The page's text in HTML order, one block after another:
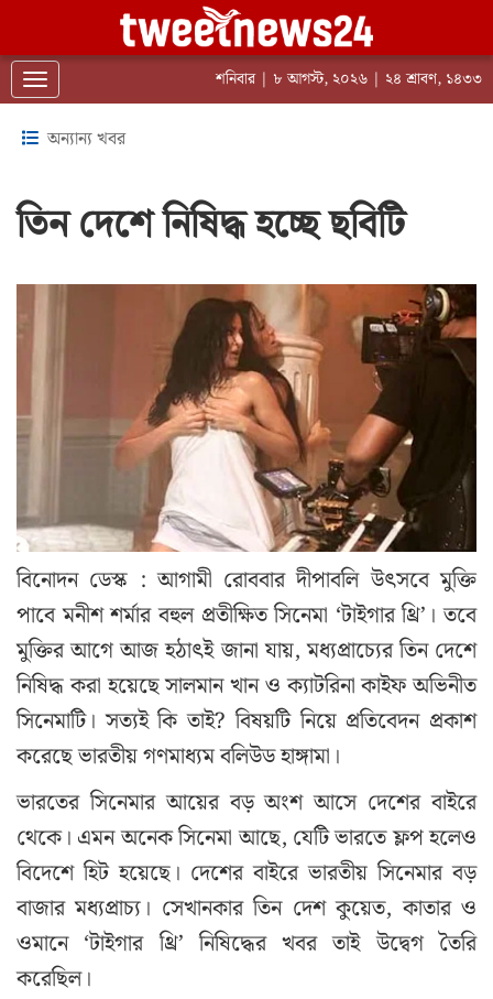
Toggle navigation শনিবার | ৮ আগস্ট, ২০২৬ | ২৪ শ্রাবণ, ১৪৩৩
অন্যান্য খবর
তিন দেশে নিষিদ্ধ হচ্ছে ছবিটি
বিনোদন ডেস্ক : আগামী রোববার দীপাবলি উৎসবে মুক্তি
পাবে মনীশ শর্মার বহুল প্রতীক্ষিত সিনেমা ‘টাইগার থ্রি’। তবে
মুক্তির আগে আজ হঠাৎই জানা যায়, মধ্যপ্রাচ্যের তিন দেশে
নিষিদ্ধ করা হয়েছে সালমান খান ও ক্যাটরিনা কাইফ অভিনীত
সিনেমাটি। সত্যই কি তাই? বিষয়টি নিয়ে প্রতিবেদন প্রকাশ
করেছে ভারতীয় গণমাধ্যম বলিউড হাঙ্গামা।
ভারতের সিনেমার আয়ের বড় অংশ আসে দেশের বাইরে
থেকে। এমন অনেক সিনেমা আছে, যেটি ভারতে ফ্লপ হলেও
বিদেশে হিট হয়েছে। দেশের বাইরে ভারতীয় সিনেমার বড়
বাজার মধ্যপ্রাচ্য। সেখানকার তিন দেশ কুয়েত, কাতার ও
ওমানে ‘টাইগার থ্রি’ নিষিদ্ধের খবর তাই উদ্বেগ তৈরি
করেছিল।